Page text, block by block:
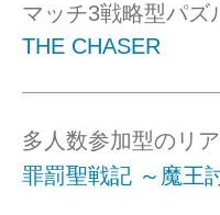
マッチ3戦略型パズ
THE CHASER
多人数参加型のリ
罪罰聖戦記 ～魔王